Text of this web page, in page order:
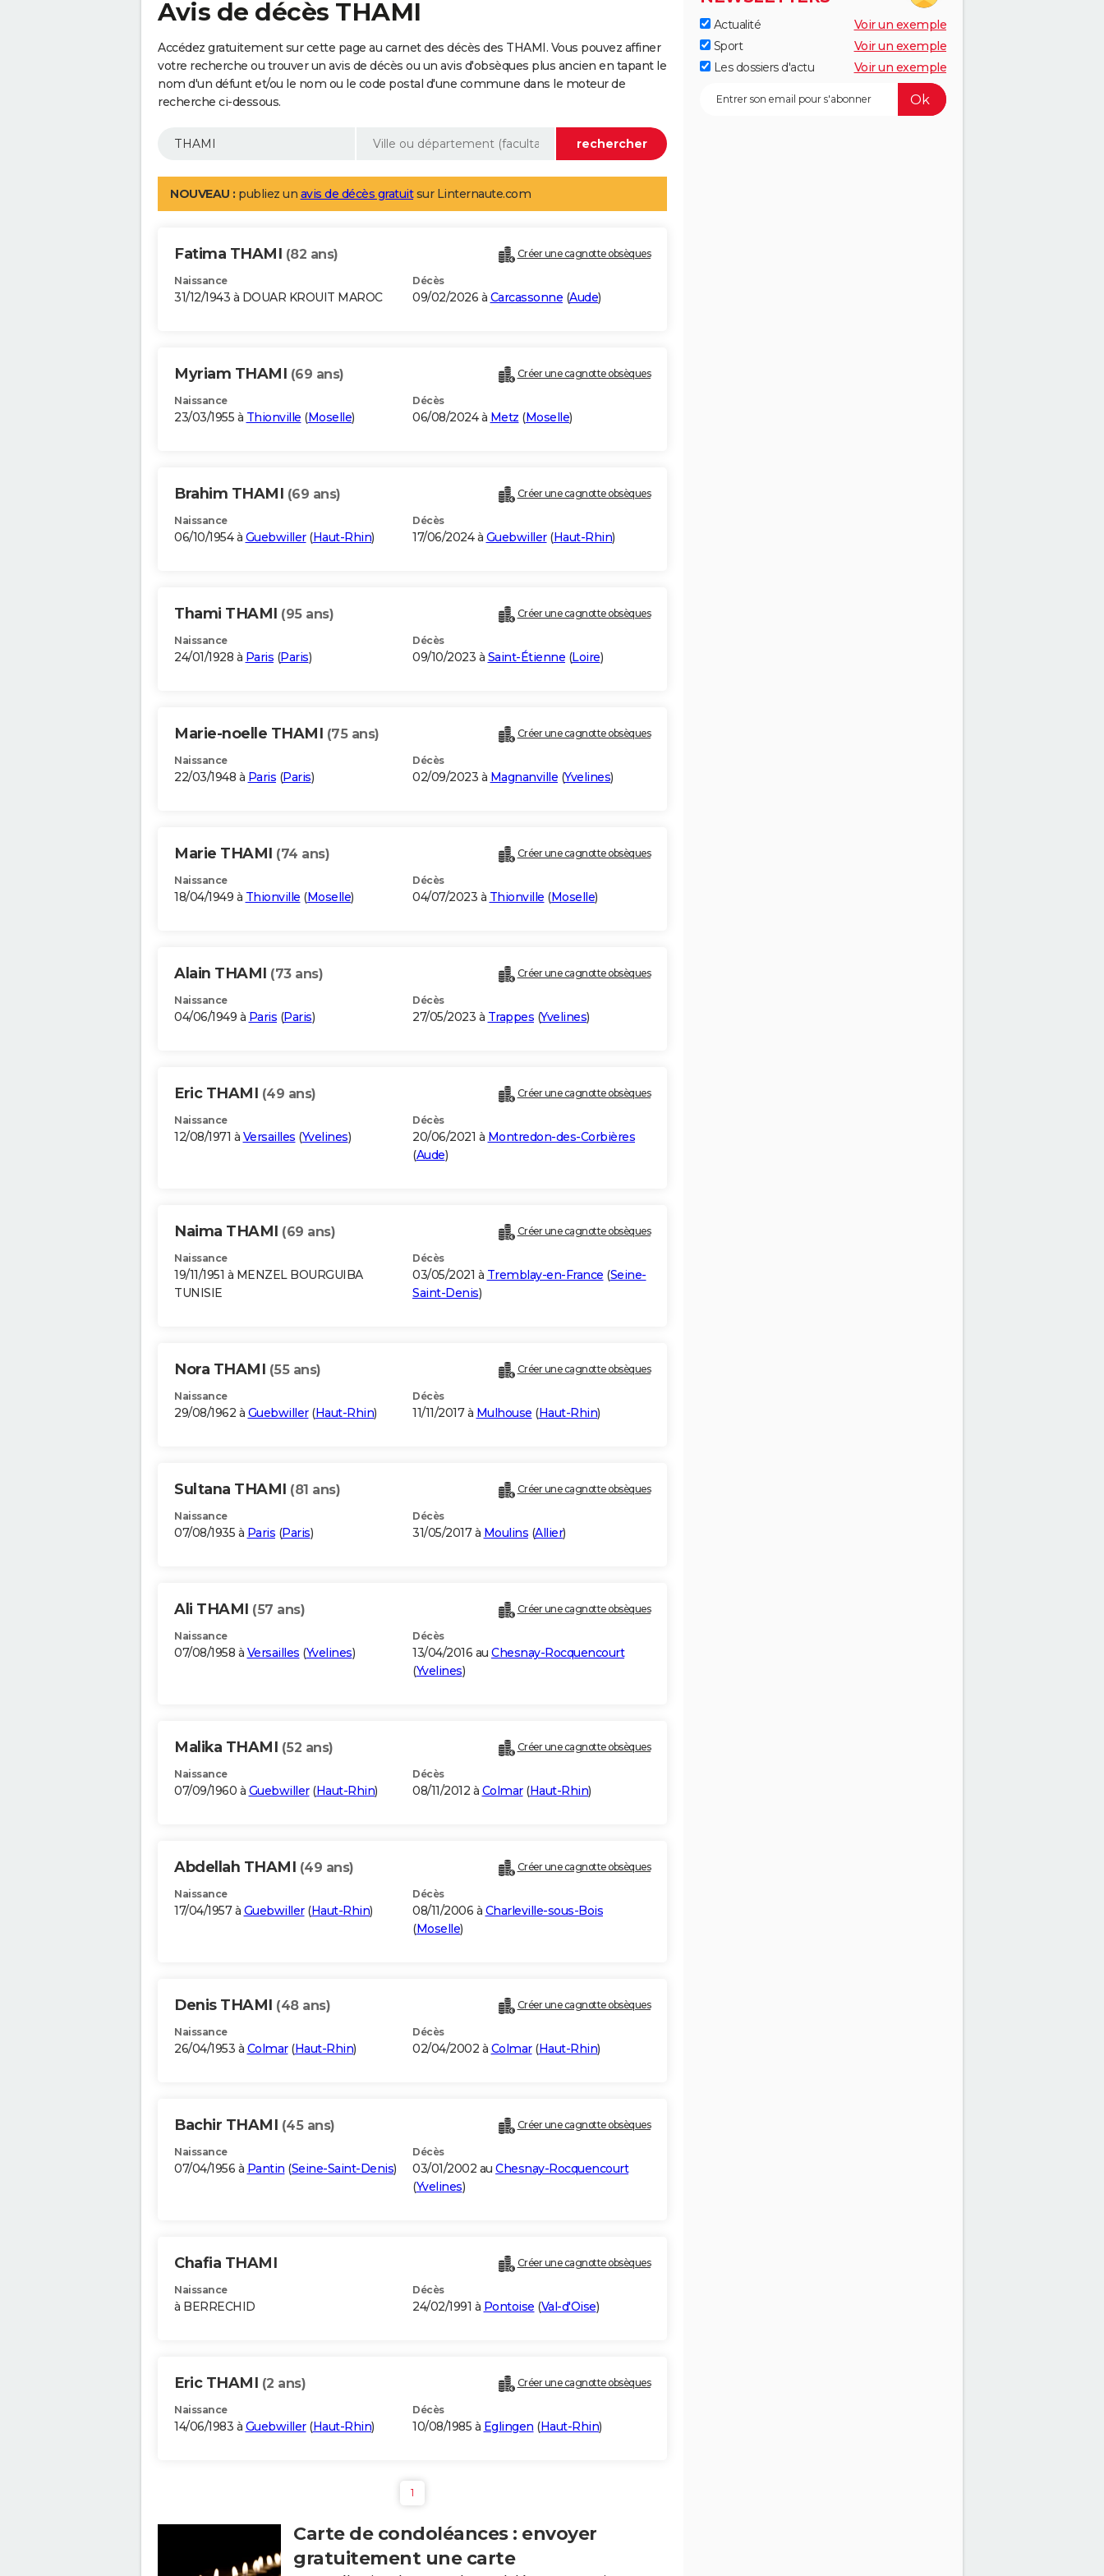
Avis de décès THAMI
Accédez gratuitement sur cette page au carnet des décès des THAMI. Vous pouvez affiner
votre recherche ou trouver un avis de décès ou un avis d'obsèques plus ancien en tapant le
nom d'un défunt et/ou le nom ou le code postal d'une commune dans le moteur de
recherche ci-dessous.
NOUVEAU : publiez un avis de décès gratuitsur Linternaute.com
Fatima THAMI (82 ans) Créer une cagnotte obsèques
Naissance
31/12/1943 à DOUAR KROUIT MAROC
Décès
09/02/2026 à Carcassonne (Aude)
Myriam THAMI (69 ans) Créer une cagnotte obsèques
Naissance
23/03/1955 à Thionville (Moselle)
Décès
06/08/2024 à Metz (Moselle)
Brahim THAMI (69 ans) Créer une cagnotte obsèques
Naissance
06/10/1954 à Guebwiller(Haut-Rhin)
Décès
17/06/2024 à Guebwiller(Haut-Rhin)
Thami THAMI (95 ans) Créer une cagnotte obsèques
Naissance
24/01/1928 à Paris (Paris)
Décès
09/10/2023 à Saint-Étienne (Loire)
Marie-noelle THAMI (75 ans) Créer une cagnotte obsèques
Naissance
22/03/1948 à Paris (Paris)
Décès
02/09/2023 à Magnanville (Yvelines)
Marie THAMI (74 ans) Créer une cagnotte obsèques
Naissance
18/04/1949 à Thionville (Moselle)
Décès
04/07/2023 à Thionville (Moselle)
Alain THAMI (73 ans) Créer une cagnotte obsèques
Naissance
04/06/1949 à Paris (Paris)
Décès
27/05/2023 à Trappes (Yvelines)
Eric THAMI (49 ans) Créer une cagnotte obsèques
Naissance
12/08/1971 à Versailles (Yvelines)
Décès
20/06/2021 à Montredon-des-Corbières
(Aude)
Naima THAMI (69 ans) Créer une cagnotte obsèques
Naissance
19/11/1951 à MENZEL BOURGUIBA
TUNISIE
Décès
03/05/2021 à Tremblay-en-France (Seine-
Saint-Denis)
Nora THAMI (55 ans) Créer une cagnotte obsèques
Naissance
29/08/1962 à Guebwiller(Haut-Rhin)
Décès
11/11/2017 à Mulhouse (Haut-Rhin)
Sultana THAMI (81 ans) Créer une cagnotte obsèques
Naissance
07/08/1935 à Paris (Paris)
Décès
31/05/2017 à Moulins (Allier)
Ali THAMI (57 ans) Créer une cagnotte obsèques
Naissance
07/08/1958 à Versailles (Yvelines)
Décès
13/04/2016 au Chesnay-Rocquencourt
(Yvelines)
Malika THAMI (52 ans) Créer une cagnotte obsèques
Naissance
07/09/1960 à Guebwiller(Haut-Rhin)
Décès
08/11/2012 à Colmar(Haut-Rhin)
Abdellah THAMI (49 ans) Créer une cagnotte obsèques
Naissance
17/04/1957 à Guebwiller(Haut-Rhin)
Décès
08/11/2006 à Charleville-sous-Bois
(Moselle)
Denis THAMI (48 ans) Créer une cagnotte obsèques
Naissance
26/04/1953 à Colmar(Haut-Rhin)
Décès
02/04/2002 à Colmar(Haut-Rhin)
Bachir THAMI (45 ans) Créer une cagnotte obsèques
Naissance
07/04/1956 à Pantin (Seine-Saint-Denis)
Décès
03/01/2002 au Chesnay-Rocquencourt
(Yvelines)
Chafia THAMI Créer une cagnotte obsèques
Naissance
à BERRECHID
Décès
24/02/1991 à Pontoise (Val-d'Oise)
Eric THAMI (2 ans) Créer une cagnotte obsèques
Naissance
14/06/1983 à Guebwiller(Haut-Rhin)
Décès
10/08/1985 à Eglingen (Haut-Rhin)
1
Carte de condoléances : envoyer
gratuitement une carte
Actualité
Voir un exemple
Sport
Voir un exemple
Les dossiers d'actu
Voir un exemple